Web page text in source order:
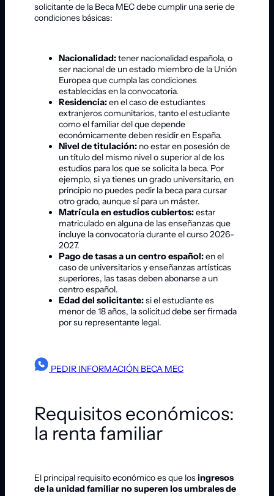
solicitante de la Beca MEC debe cumplir una serie de
condiciones básicas:
Nacionalidad:tener nacionalidad española, o
ser nacional de un estado miembro de la Unión
Europea que cumpla las condiciones
establecidas en la convocatoria.
Residencia:en el caso de estudiantes
extranjeros comunitarios, tanto el estudiante
como el familiar del que depende
económicamente deben residir en España.
Nivel de titulación: no estar en posesión de
un título del mismo nivel o superior al de los
estudios para los que se solicita la beca. Por
ejemplo, si ya tienes un grado universitario, en
principio no puedes pedir la beca para cursar
otro grado, aunque sí para un máster.
Matrícula en estudios cubiertos:estar
matriculado en alguna de las enseñanzas que
incluye la convocatoria durante el curso 2026-
2027.
Pago de tasas a un centro español:en el
caso de universitarios y enseñanzas artísticas
superiores, las tasas deben abonarse a un
centro español.
Edad del solicitante:si el estudiante es
menor de 18 años, la solicitud debe ser firmada
por su representante legal.
PEDIR INFORMACIÓN BECA MEC
Requisitos económicos:
la renta familiar
El principal requisito económico es que losingresos
de la unidad familiar no superen los umbrales de